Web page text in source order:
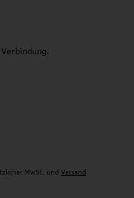
MwSt. und Versand